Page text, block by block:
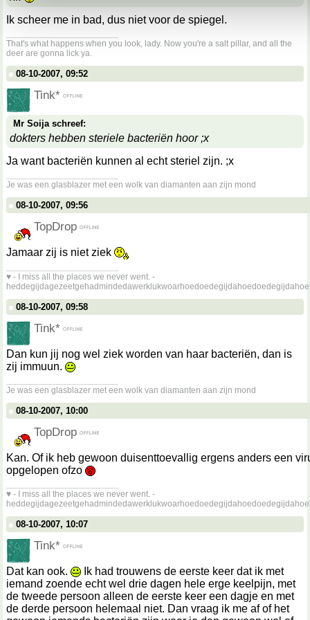
Ik scheer me in bad, dus niet voor de spiegel.
That's what happens when you look, lady. Now you're a salt pillar, and all the
deer are gonna lick ya.
08-10-2007, 09:52
Tink*
Mr Soija schreef:
dokters hebben steriele bacteriën hoor ;x
Ja want bacteriën kunnen al echt steriel zijn. ;x
Je was een glasblazer met een wolk van diamanten aan zijn mond
08-10-2007, 09:56
TopDrop
Jamaar zij is niet ziek
♥ - I miss all the places we never went. -
08-10-2007, 09:58
Tink*
Dan kun jij nog wel ziek worden van haar bacteriën, dan is
zij immuun.
Je was een glasblazer met een wolk van diamanten aan zijn mond
08-10-2007, 10:00
TopDrop
Kan. Of ik heb gewoon duisenttoevallig ergens anders een
opgelopen ofzo
♥ - I miss all the places we never went. -
08-10-2007, 10:07
Tink*
Dat kan ook.
Ik had trouwens de eerste keer dat ik met
iemand zoende echt wel drie dagen hele erge keelpijn, met
de tweede persoon alleen de eerste keer een dagje en met
de derde persoon helemaal niet. Dan vraag ik me af of het